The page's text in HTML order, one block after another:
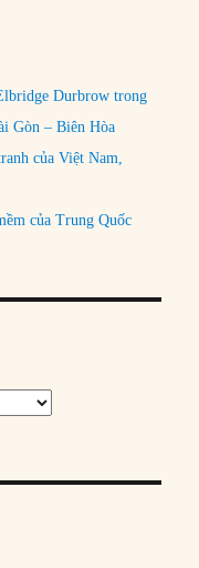
Durbrow trong
Gòn – Biên Hòa
của Việt Nam,
của Trung Quốc